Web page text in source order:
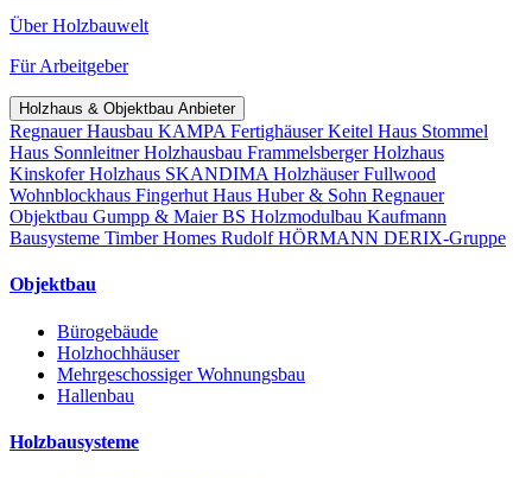
Über Holzbauwelt
Für Arbeitgeber
Holzhaus & Objektbau Anbieter
Regnauer Hausbau KAMPA FertighäuserKeitel Haus Stommel
Haus Sonnleitner Holzhausbau Frammelsberger Holzhaus
Kinskofer Holzhaus SKANDIMA HolzhäuserFullwood
Wohnblockhaus Fingerhut Haus Huber & Sohn Regnauer
Objektbau Gumpp & MaierBS Holzmodulbau Kaufmann
Bausysteme Timber Homes Rudolf HÖRMANN DERIX-Gruppe
Objektbau
Bürogebäude
Holzhochhäuser
Mehrgeschossiger Wohnungsbau
Hallenbau
Holzbausysteme